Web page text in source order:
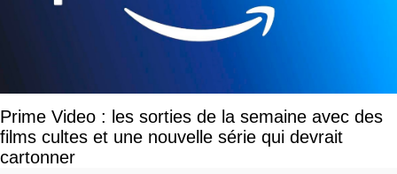
Prime Video : les sorties de la semaine avec des
films cultes et une nouvelle série qui devrait
cartonner